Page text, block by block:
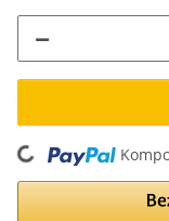
Loading...